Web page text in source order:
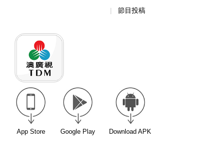
節目投稿
App Store Google Play Download APK